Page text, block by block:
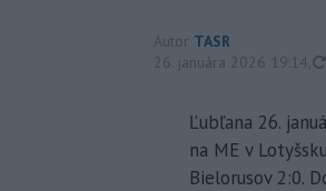
Autor TASR
26. januára 2026 19:14
Ľubľana 26.
na ME v
Bielorusov 2:0.